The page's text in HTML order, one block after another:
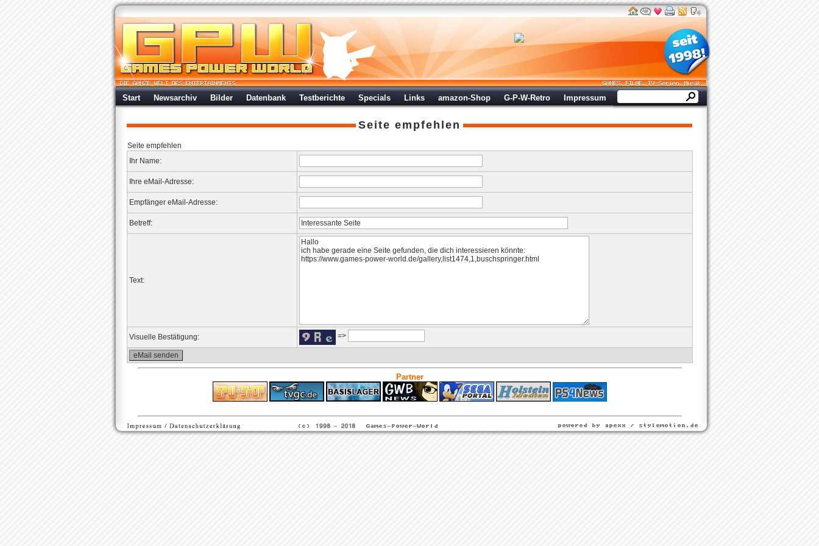
Start Newsarchiv Bilder Datenbank Testberichte Specials Links amazon-Shop G-P-W-Retro Impressum
Seite empfehlen
Seite empfehlen
Ihr Name:
Ihre eMail-Adresse:
Empfänger eMail-Adresse:
Betreff:
Text:
Visuelle Bestätigung: =>
Partner